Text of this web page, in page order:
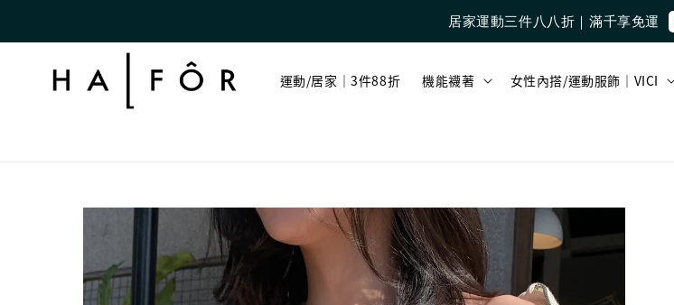
居家運動三件八八折｜滿千享免運
運動/居家｜3件88折 機能襪著 女性內搭/運動服飾｜VICI